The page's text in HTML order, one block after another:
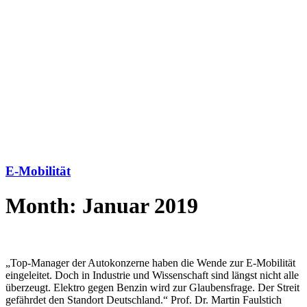
E-Mobilität
Month: Januar 2019
„Top-Manager der Autokonzerne haben die Wende zur E-Mobilität
eingeleitet. Doch in Industrie und Wissenschaft sind längst nicht alle
überzeugt. Elektro gegen Benzin wird zur Glaubensfrage. Der Streit
gefährdet den Standort Deutschland.“ Prof. Dr. Martin Faulstich